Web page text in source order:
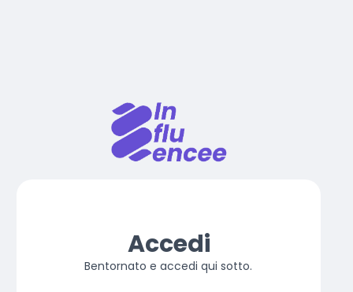
Accedi
Bentornato e accedi qui sotto.